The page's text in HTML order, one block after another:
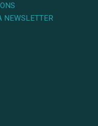
NEWSLETTER